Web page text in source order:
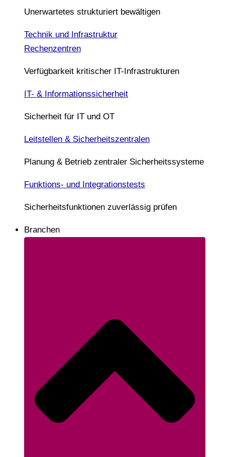
Unerwartetes strukturiert bewältigen
Technik und Infrastruktur
Rechenzentren
Verfügbarkeit kritischer IT-Infrastrukturen
IT- & Informationssicherheit
Sicherheit für IT und OT
Leitstellen & Sicherheitszentralen
Planung & Betrieb zentraler Sicherheitssysteme
Funktions- und Integrationstests
Sicherheitsfunktionen zuverlässig prüfen
Branchen